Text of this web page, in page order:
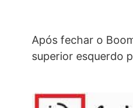
Após fechar o
superior esquerdo